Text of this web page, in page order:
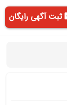
ثبت آگهی رایگان